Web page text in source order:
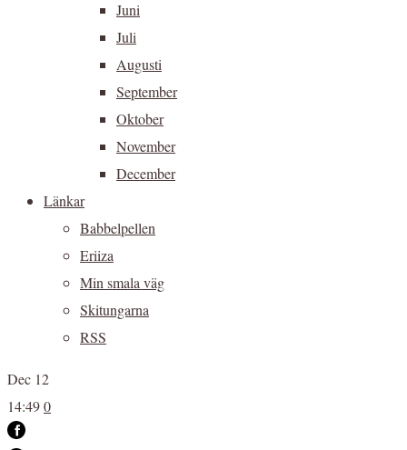
Juni
Juli
Augusti
September
Oktober
November
December
Länkar
Babbelpellen
Eriiza
Min smala väg
Skitungarna
RSS
Dec 12
14:490